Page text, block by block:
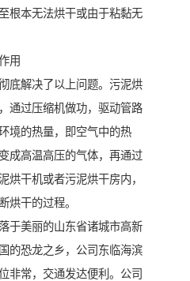
根本无法烘干或由于粘黏无
用
底解决了以上问题。污泥烘
通过压缩机做功，驱动管路
境的热量，即空气中的热
成高温高压的气体，再通过
烘干机或者污泥烘干房内，
烘干的过程。
于美丽的山东省诸城市高新
的恐龙之乡，公司东临海滨
非常，交通发达便利。公司